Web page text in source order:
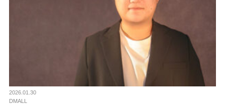
2026.01.30
DMALL